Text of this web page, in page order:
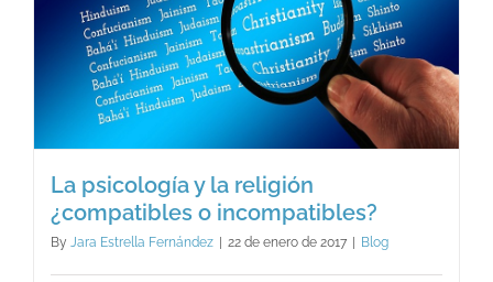
La psicología y la religión
¿compatibles o incompatibles?
By Jara Estrella Fernández | 22 de enero de 2017 | Blog